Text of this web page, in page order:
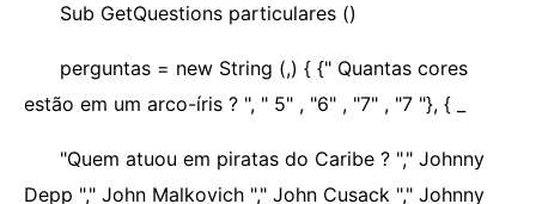
Sub GetQuestions particulares ()
perguntas = new String (,) { {" Quantas cores
estão em um arco-íris ? ", " 5" , "6" , "7" , "7 "}, { _
"Quem atuou em piratas do Caribe ? "," Johnny
Depp "," John Malkovich "," John Cusack "," Johnny